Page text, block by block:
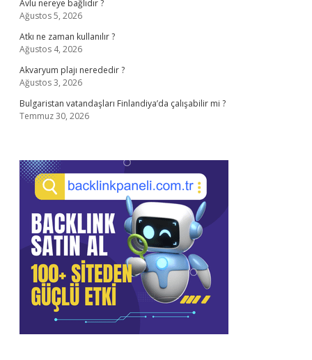
Avlu nereye bağlıdır ?
Ağustos 5, 2026
Atkı ne zaman kullanılır ?
Ağustos 4, 2026
Akvaryum plajı nerededir ?
Ağustos 3, 2026
Bulgaristan vatandaşları Finlandiya’da çalışabilir mi ?
Temmuz 30, 2026